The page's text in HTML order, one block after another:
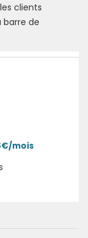
clients
de
mois